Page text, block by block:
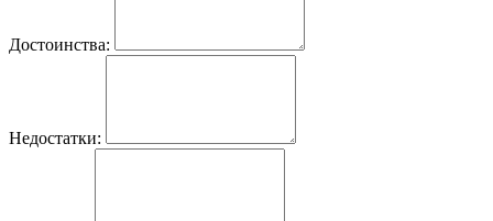
Достоинства:
Недостатки: